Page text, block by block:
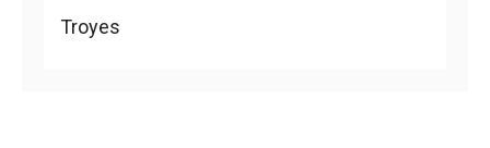
Troyes